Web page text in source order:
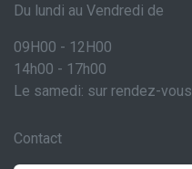
Du lundi au Vendredi de
09H00 - 12H00
14h00 - 17h00
Le samedi: sur rendez-vous
Contact